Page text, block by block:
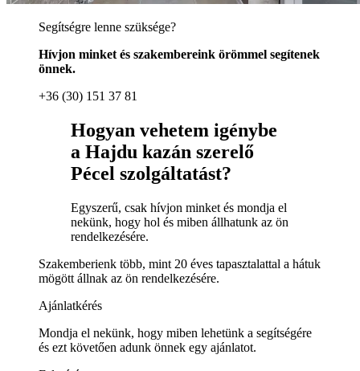
Segítségre lenne szüksége?
Hívjon minket és szakembereink örömmel segítenek
önnek.
+36 (30) 151 37 81
Hogyan vehetem igénybe
a Hajdu kazán szerelő
Pécel szolgáltatást?
Egyszerű, csak hívjon minket és mondja el
nekünk, hogy hol és miben állhatunk az ön
rendelkezésére.
Szakemberienk több, mint 20 éves tapasztalattal a hátuk
mögött állnak az ön rendelkezésére.
Ajánlatkérés
Mondja el nekünk, hogy miben lehetünk a segítségére
és ezt követően adunk önnek egy ajánlatot.